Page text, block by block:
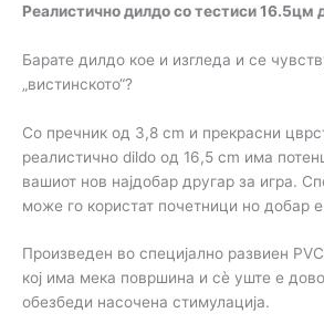
Реалистично дилдо со тестиси 16.5цм
Барате дилдо кое и изгледа и се
„вистинското“?
Со пречник од 3,8 cm и прекрасни
реалистично dildo од 16,5 cm има
вашиот нов најдобар другар за игра.
може го користат почетници но добар
Произведен во специјално развиен
кој има мека површина и сè уште е
обезбеди насочена стимулација.